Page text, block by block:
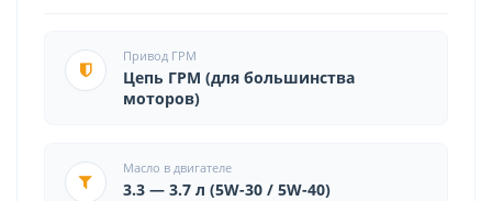
Привод ГРМ
Цепь ГРМ (для большинства
моторов)
Масло в двигателе
3.3 — 3.7 л (5W-30 / 5W-40)